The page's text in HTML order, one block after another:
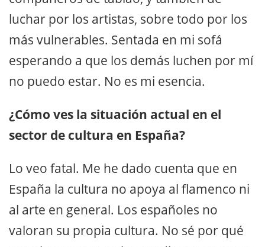
luchar por los artistas, sobre todo por los
más vulnerables. Sentada en mi sofá
esperando a que los demás luchen por mí
no puedo estar. No es mi esencia.
¿Cómo ves la situación actual en el
sector de cultura en España?
Lo veo fatal. Me he dado cuenta que en
España la cultura no apoya al flamenco ni
al arte en general. Los españoles no
valoran su propia cultura. No sé por qué